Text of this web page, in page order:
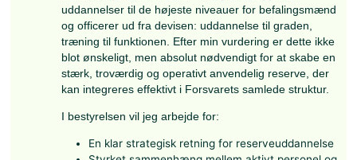
Jeg har over årene deltaget i mange af
aktiviteter som f.eks. feltsport, Nijmegen-
faldskærmskursus.
Civilt har jeg læst russisk og statskundskab
kandidatgrad i kriminologi, og jeg er nu ansat
Østjyllands Politi i Aarhus som civil
rocker- og bandekriminalitet. Jeg har